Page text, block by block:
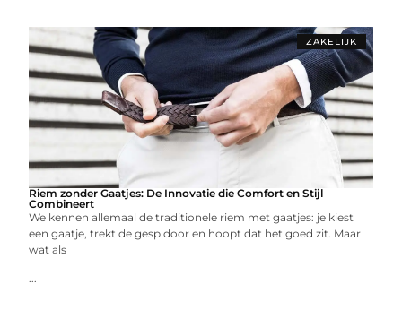
ZAKELIJK
Riem zonder Gaatjes: De Innovatie die Comfort en Stijl
Combineert
We kennen allemaal de traditionele riem met gaatjes: je kiest
een gaatje, trekt de gesp door en hoopt dat het goed zit. Maar
wat als
...